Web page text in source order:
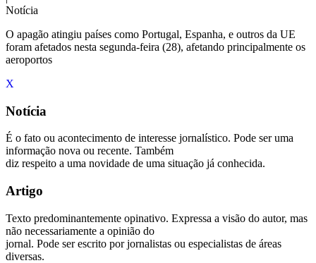
Notícia
O apagão atingiu países como Portugal, Espanha, e outros da UE
foram afetados nesta segunda-feira (28), afetando principalmente os
aeroportos
X
Notícia
É o fato ou acontecimento de interesse jornalístico. Pode ser uma
informação nova ou recente. Também
diz respeito a uma novidade de uma situação já conhecida.
Artigo
Texto predominantemente opinativo. Expressa a visão do autor, mas
não necessariamente a opinião do
jornal. Pode ser escrito por jornalistas ou especialistas de áreas
diversas.